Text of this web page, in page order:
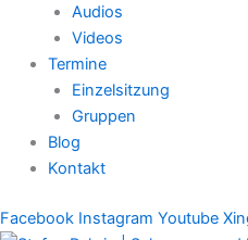
Audios
Videos
Termine
Einzelsitzung
Gruppen
Blog
Kontakt
Facebook Instagram Youtube